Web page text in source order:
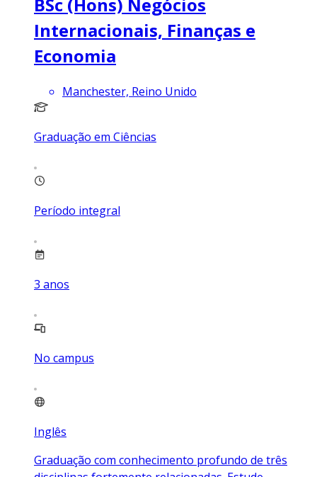
BSc (Hons) Negócios
Internacionais, Finanças e
Economia
Manchester, Reino Unido
Graduação em Ciências
Período integral
3 anos
No campus
Inglês
Graduação com conhecimento profundo de três